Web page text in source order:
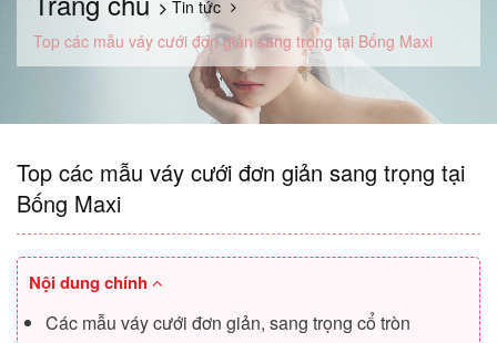
Tin tức
Top các mẫu váy cưới đơn giản sang trọng tại Bống Maxi
Top các mẫu váy cưới đơn giản sang trọng tại
Bống Maxi
Nội dung chính
Các mẫu váy cưới đơn giản, sang trọng cổ tròn